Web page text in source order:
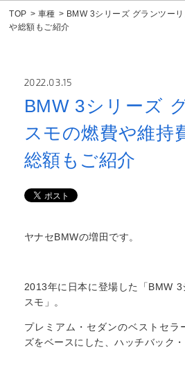
TOP 車種
BMW 3シリーズ グランツー
や総額もご紹介
2022.03.15
BMW 3シリーズ
スモの燃費や維持
総額もご紹介
ヤナセBMWの増田です。
2013年に日本に登場した「BMW 3
スモ」。
プレミアム・セダンのベストセラ
ズをベースにした、ハッチバック・